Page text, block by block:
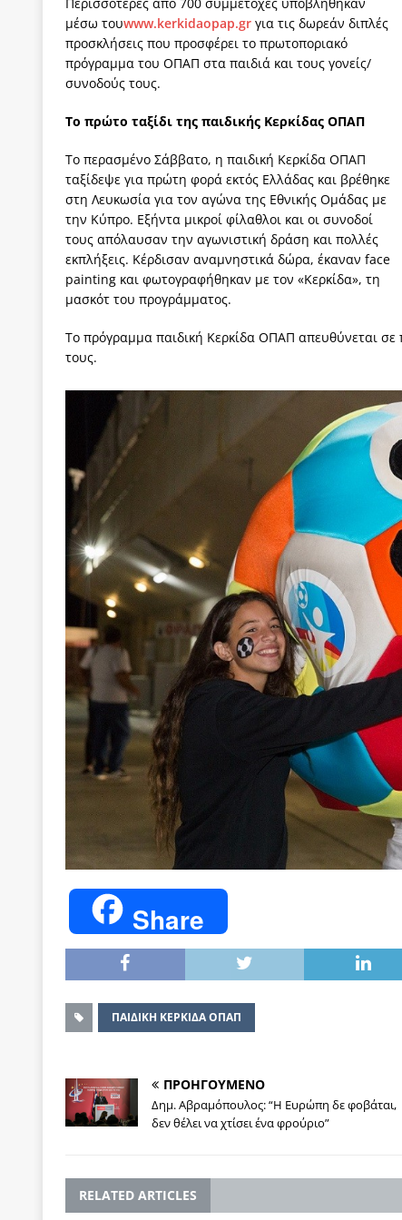
Περισσότερες από 700 συμμετοχές υποβλήθηκαν
μέσω τουwww.kerkidaopap.gr για τις δωρεάν διπλές
προσκλήσεις που προσφέρει το πρωτοποριακό
πρόγραμμα του ΟΠΑΠ στα παιδιά και τους γονείς/
συνοδούς τους.
Το πρώτο ταξίδι της παιδικής Κερκίδας ΟΠΑΠ
Το περασμένο Σάββατο, η παιδική Κερκίδα ΟΠΑΠ
ταξίδεψε για πρώτη φορά εκτός Ελλάδας και βρέθηκε
στη Λευκωσία για τον αγώνα της Εθνικής Ομάδας με
την Κύπρο. Εξήντα μικροί φίλαθλοι και οι συνοδοί
τους απόλαυσαν την αγωνιστική δράση και πολλές
εκπλήξεις. Κέρδισαν αναμνηστικά δώρα, έκαναν face
painting και φωτογραφήθηκαν με τον «Κερκίδα», τη
μασκότ του προγράμματος.
Το πρόγραμμα παιδική Κερκίδα ΟΠΑΠ απευθύνεται σε
τους.
Share
ΠΑΙΔΙΚΗ ΚΕΡΚΙΔΑ ΟΠΑΠ
ΠΡΟΗΓΟΥΜΕΝΟ
Δημ. Αβραμόπουλος: “Η Ευρώπη δε φοβάται,
δεν θέλει να χτίσει ένα φρούριο”
RELATED ARTICLES